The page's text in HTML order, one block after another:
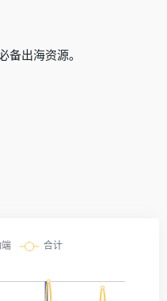
备出海资源。